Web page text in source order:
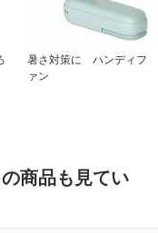
暑さ対策に ハンディフ
ァン
商品も見てい